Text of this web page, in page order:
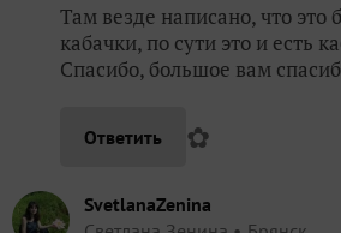
Там везде написано, что это
кабачки, по сути это и есть
Спасибо, большое вам
Ответить ✿
SvetlanaZenina